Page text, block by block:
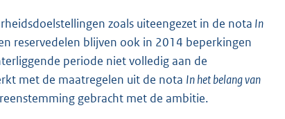
zoals uiteengezet in de nota In
reservedelen blijven ook in 2014 beperkingen
periode niet volledig aan de
met de maatregelen uit de nota In het belang van
gebracht met de ambitie.